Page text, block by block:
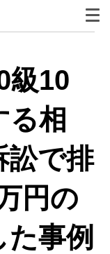
級10
る相
訟で排
円の
事例